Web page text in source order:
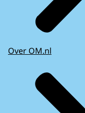
Over OM.nl